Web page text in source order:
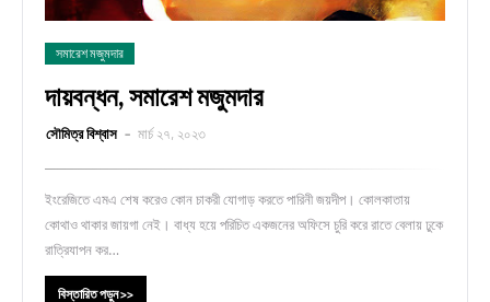
সমারেশ মজুমদার
দায়বন্ধন, সমারেশ মজুমদার
সৌমিত্র বিশ্বাস মার্চ ২৭, ২০২৩
ইংরেজিতে এমএ শেষ করেও কোন চাকরী যোগাড় করতে পারিনী জয়দীপ। কোলকাতায়
কোথাও থাকার জায়গা নেই। বাধ্য হয়ে পরিচিত একজনের অফিসে চুরি করে রাতে বেলায় ঢুকে
রাত্রিযাপন কর…
বিস্তারিত পড়ুন >>